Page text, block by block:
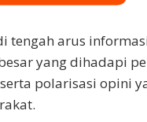
tengah arus
yang dihadapi
polarisasi opini